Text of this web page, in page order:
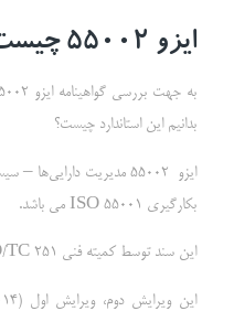
ایزو 55002 چیست؟
بدانیم این استاندارد چیست؟
ایزو 55002 مدیریت
بکارگیری ISO 55001 می باشد.
این سند توسط کمیته فنی ISO/TC 251، مدیریت دارایی‌ها تهیه گشت.